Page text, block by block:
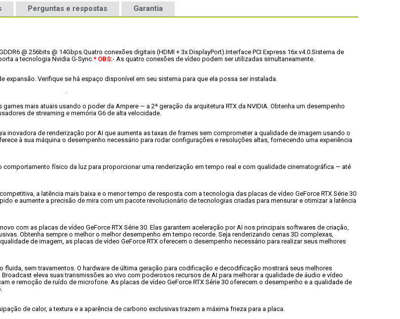
Perguntas e respostas Garantia
@ 256bits @ 14Gbps.Quatro conexões digitais (HDMI + 3x DisplayPort).Interface PCI Express 16x v4.0.Sistema de
a tecnologia Nvidia G-Sync.* OBS:- As quatro conexões de vídeo podem ser utilizadas simultaneamente.
expansão. Verifique se há espaço disponível em seu sistema para que ela possa ser instalada.
games mais atuais usando o poder da Ampere — a 2ª geração da arquitetura RTX da NVIDIA. Obtenha um desempenho
de streaming e memória G6 de alta velocidade.
inovadora de renderização por AI que aumenta as taxas de frames sem comprometer a qualidade de imagem usando o
à sua máquina o desempenho necessário para rodar configurações e resoluções altas, fornecendo uma experiência
físico da luz para proporcionar uma renderização em tempo real e com qualidade cinematográfica — até
a latência mais baixa e o menor tempo de resposta com a tecnologia das placas de vídeo GeForce RTX Série 30
e aumente a precisão de mira com um pacote revolucionário de tecnologias criadas para mensurar e otimizar a latência
com as placas de vídeo GeForce RTX Série 30. Elas garantem aceleração por AI nos principais softwares de criação,
Obtenha sempre o melhor o melhor desempenho em tempo recorde. Seja renderizando cenas 3D complexas,
de imagem, as placas de vídeo GeForce RTX oferecem o desempenho necessário para realizar seus melhores
fluida, sem travamentos. O hardware de última geração para codificação e decodificação mostrará seus melhores
eleva suas transmissões ao vivo com poderosos recursos de AI para melhorar a qualidade de áudio e vídeo
e remoção de ruído de microfone. As placas de vídeo GeForce RTX Série 30 oferecem o desempenho e a qualidade de
de calor, a textura e a aparência de carbono exclusivas trazem a máxima frieza para a placa.